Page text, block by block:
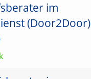
im
(Door2Door)